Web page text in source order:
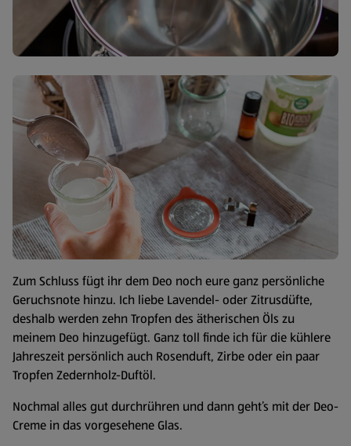
Zum Schluss fügt ihr dem Deo noch eure ganz persönliche
Geruchsnote hinzu. Ich liebe Lavendel- oder Zitrusdüfte,
deshalb werden zehn Tropfen des ätherischen Öls zu
meinem Deo hinzugefügt. Ganz toll finde ich für die kühlere
Jahreszeit persönlich auch Rosenduft, Zirbe oder ein paar
Tropfen Zedernholz-Duftöl.
Nochmal alles gut durchrühren und dann geht’s mit der Deo-
Creme in das vorgesehene Glas.